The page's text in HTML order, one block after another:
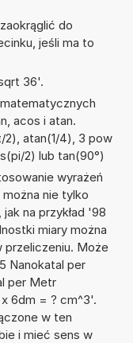
do
jeśli ma to
36'.
acos i atan.
2), atan(1/4), 3 pow
2) lub tan(90°)
wyrażeń
nie tylko
na przykład '98
miary można
przeliczeniu. Może
Nanokatal per
per Metr
6dm = ? cm^3'.
w ten
i mieć sens w